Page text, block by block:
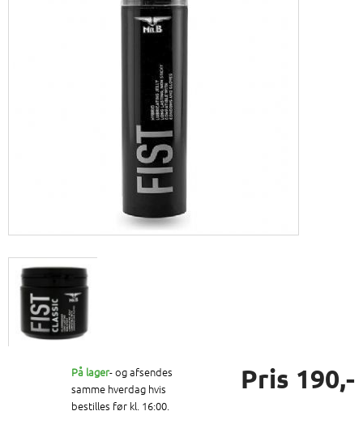
På lager- og afsendes
samme hverdag hvis
bestilles før kl. 16:00.
Pris 190,-